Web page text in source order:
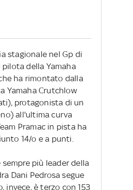
stagionale nel Gp di
della Yamaha
ha rimontato dalla
Yamaha Crutchlow
protagonista di un
all'ultima curva
Pramac in pista ha
14/o e a punti.
sempre più leader della
Dani Pedrosa segue
invece, è terzo con 153